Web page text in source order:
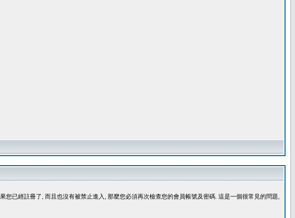
已經註冊了, 而且也沒有被禁止進入, 那麼您必須再次檢查您的會員帳號及密碼. 這是一個很常見的問題,